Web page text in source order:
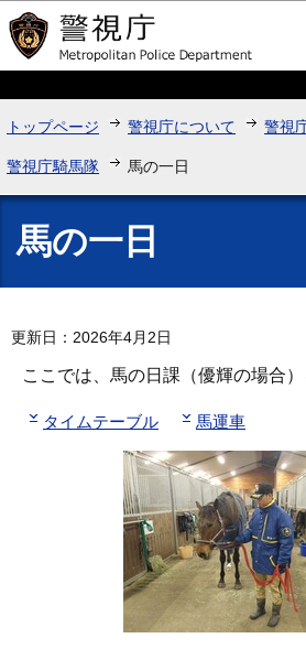
このページの本文へ
トップページ 警視庁について 警視
警視庁騎馬隊 馬の一日
馬の一日
更新日：2026年4月2日
ここでは、馬の日課（優輝の場合）
タイムテーブル 馬運車